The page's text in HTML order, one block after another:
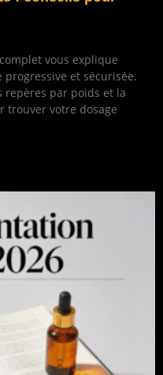
vous explique
progressive et sécurisée.
repères par poids et la
trouver votre dosage